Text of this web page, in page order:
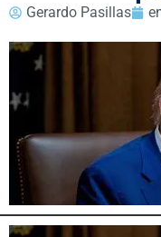
Gerardo Pasillas